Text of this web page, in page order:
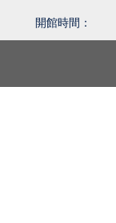
開館時間：